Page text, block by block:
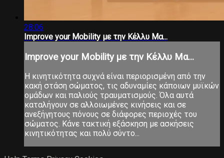
28:06
Improve your Mobility με την Κέλλυ Μα...
Improve your Mobility με την Κέλλυ Μα...
Η κινητικότητα συχνά είναι περιορισμένη από την
κακή στάση σώματος, τις αδυναμίες κάποιων μυϊκών
ομάδων και παλιούς τραυματισμούς. Όλα αυτά
καταλήγουν σε αλλοιωμένες κινήσεις και σε
ανεξήγητους πόνους σε διάφορες περιοχές του
σώματος. Κάνε τακτική εξάσκηση με ασκήσεις
κινητικότητας και πολύ σύντο...